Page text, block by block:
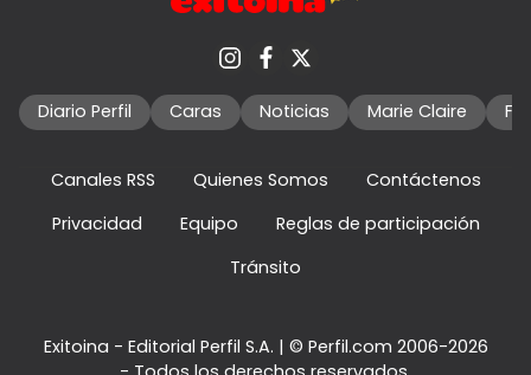
Diario Perfil Caras Noticias Marie Claire
Canales RSS Quienes Somos
Contáctenos
Privacidad
Equipo
Reglas de participación
Tránsito
Exitoina - Editorial Perfil S.A. | © Perfil.com 2006-2026